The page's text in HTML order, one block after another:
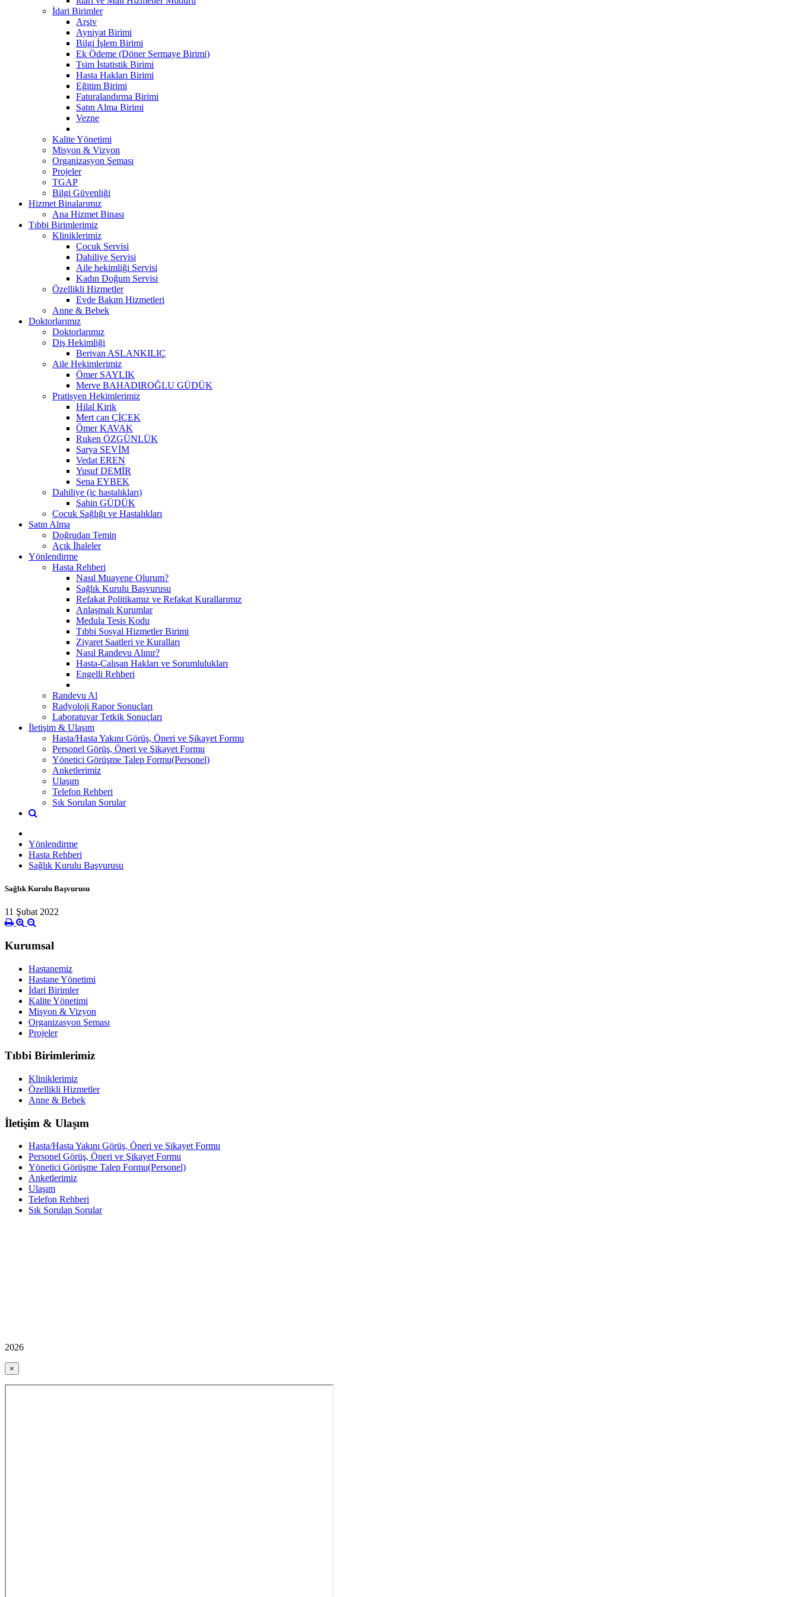
İdari Birimler
Arşiv
Ayniyat Birimi
Bilgi İşlem Birimi
Ek Ödeme (Döner Sermaye Birimi)
Tsim İstatistik Birimi
Hasta Hakları Birimi
Eğitim Birimi
Faturalandırma Birimi
Satın Alma Birimi
Vezne
Kalite Yönetimi
Misyon & Vizyon
Organizasyon Şeması
Projeler
TGAP
Bilgi Güvenliği
Hizmet Binalarımız
Ana Hizmet Binası
Tıbbi Birimlerimiz
Kliniklerimiz
Çocuk Servisi
Dahiliye Servisi
Aile hekimliği Servisi
Kadın Doğum Servisi
Özellikli Hizmetler
Evde Bakım Hizmetleri
Anne & Bebek
Doktorlarımız
Doktorlarımız
Diş Hekimliği
Berivan ASLANKILIÇ
Aile Hekimlerimiz
Ömer SAYLIK
Merve BAHADIROĞLU GÜDÜK
Pratisyen Hekimlerimiz
Hilal Kirik
Mert can ÇİÇEK
Ömer KAVAK
Ruken ÖZGÜNLÜK
Sarya SEVİM
Vedat EREN
Yusuf DEMİR
Sena EYBEK
Dahiliye (iç hastalıkları)
Şahin GÜDÜK
Çocuk Sağlığı ve Hastalıkları
Satın Alma
Doğrudan Temin
Açık İhaleler
Yönlendirme
Hasta Rehberi
Nasıl Muayene Olurum?
Sağlık Kurulu Başvurusu
Refakat Politikamız ve Refakat Kurallarımız
Anlaşmalı Kurumlar
Medula Tesis Kodu
Tıbbi Sosyal Hizmetler Birimi
Ziyaret Saatleri ve Kuralları
Nasıl Randevu Alınır?
Hasta-Çalışan Hakları ve Sorumlulukları
Engelli Rehberi
Randevu Al
Radyoloji Rapor Sonuçları
Laboratuvar Tetkik Sonuçları
İletişim & Ulaşım
Hasta/Hasta Yakını Görüş, Öneri ve Şikayet Formu
Personel Görüş, Öneri ve Şikayet Formu
Yönetici Görüşme Talep Formu(Personel)
Anketlerimiz
Ulaşım
Telefon Rehberi
Sık Sorulan Sorular
Yönlendirme
Hasta Rehberi
Sağlık Kurulu Başvurusu
Sağlık Kurulu Başvurusu
11 Şubat 2022
Kurumsal
Hastanemiz
Hastane Yönetimi
İdari Birimler
Kalite Yönetimi
Misyon & Vizyon
Organizasyon Şeması
Projeler
Tıbbi Birimlerimiz
Kliniklerimiz
Özellikli Hizmetler
Anne & Bebek
İletişim & Ulaşım
Hasta/Hasta Yakını Görüş, Öneri ve Şikayet Formu
Personel Görüş, Öneri ve Şikayet Formu
Yönetici Görüşme Talep Formu(Personel)
Anketlerimiz
Ulaşım
Telefon Rehberi
Sık Sorulan Sorular
2026
×